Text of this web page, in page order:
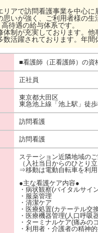
リアで訪問看護事業を中心に
思いが強く、ご利用者様の
待遇の給与体系です。
体制が充実しております。
数活躍されております。年
■看護師（正看護師）の資
正社員
東京都大田区
東急池上線「池上駅」徒
訪問看護
訪問看護
ステーション近隣地域の
（入社当日からのひとり
⇒移動は電動自転車を利用
●主な看護ケア内容●
・病状観察(バイタルサイ
・服薬管理
・清潔ケア
・医療処置(カテーテル交
・医療機器管理(人口呼吸
・ターミナルケア(痛みの
・利用者・介護者の精神